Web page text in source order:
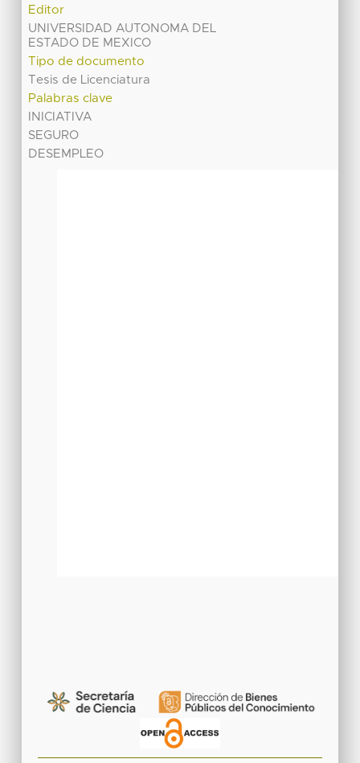
Editor
UNIVERSIDAD AUTONOMA DEL
ESTADO DE MEXICO
Tipo de documento
Tesis de Licenciatura
Palabras clave
INICIATIVA
SEGURO
DESEMPLEO